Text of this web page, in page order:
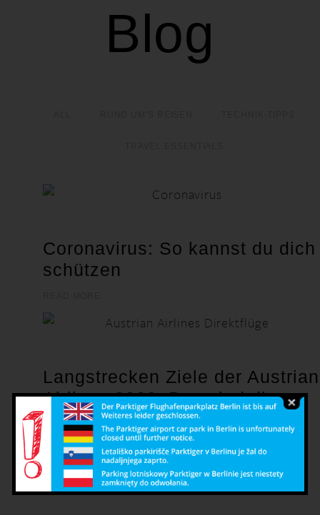
Blog
Coronavirus: So kannst du dich
schützen
Langstrecken Ziele der Austrian
Airlines 2020: Das sind die
besten Direktflüge ab Wien
READ MORE...